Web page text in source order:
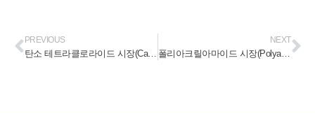
PREVIOUS
탄소 테트라클로라이드 시장(Carbon Tetrachloride Market) 2023-2028
NEXT
폴리아크릴아마이드 시장(Polyacrylamide Market) 2023-2028